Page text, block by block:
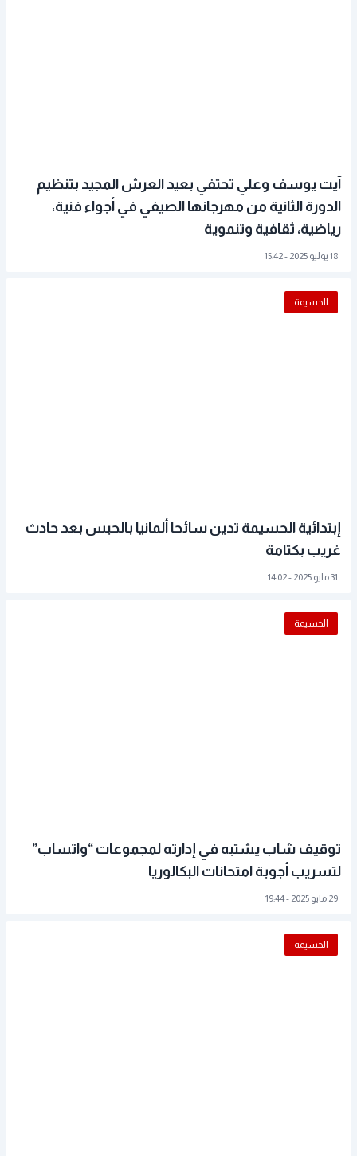
آيت يوسف وعلي تحتفي بعيد العرش المجيد بتنظيم
الدورة الثانية من مهرجانها الصيفي في أجواء فنية،
رياضية، ثقافية وتنموية
18 يوليو 2025 - 15:42
إبتدائية الحسيمة تدين سائحا ألمانيا بالحبس بعد حادث
غريب بكتامة
الحسيمة
31 مايو 2025 - 14:02
توقيف شاب يشتبه في إدارته لمجموعات “واتساب”
لتسريب أجوبة امتحانات البكالوريا
الحسيمة
29 مايو 2025 - 19:44
الحسيمة